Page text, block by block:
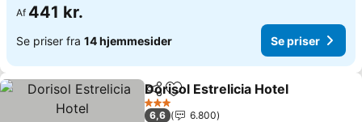
Af 441 kr.
Se priser fra 14 hjemmesider Se priser
Del Føj til favoritter
Dorisol Estrelicia Hotel
3 Stjerner
6,6
6.800